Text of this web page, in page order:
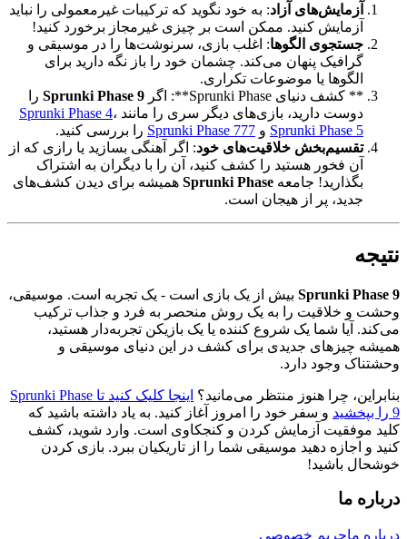
آزمایش‌های آزاد: به خود نگوید که ترکیبات غیرمعمولی را نباید
آزمایش کنید. ممکن است بر چیزی غیرمجاز برخورد کنید!
جستجوی الگوها: اغلب بازی، سرنوشت‌ها را در موسیقی و
گرافیک پنهان می‌کند. چشمان خود را باز نگه دارید برای
الگوها یا موضوعات تکراری.
** کشف دنیای Sprunki Phase**: اگر
Sprunki Phase 9 را
دوست دارید، بازی‌های دیگر سری را مانند Sprunki Phase 4،
Sprunki Phase 5 و Sprunki Phase 777 را بررسی کنید.
تقسیم‌بخش خلاقیت‌های خود: اگر آهنگی بسازید یا رازی که از
آن فخور هستید را کشف کنید، آن را با دیگران به اشتراک
بگذارید! جامعه Sprunki Phase همیشه برای دیدن کشف‌های
جدید، پر از هیجان است.
نتیجه
Sprunki Phase 9 بیش از یک بازی است - یک تجربه است. موسیقی،
وحشت و خلاقیت را به یک روش منحصر به فرد و جذاب ترکیب
می‌کند. آیا شما یک شروع کننده یا یک بازیکن تجربه‌دار هستید،
همیشه چیزهای جدیدی برای کشف در این دنیای موسیقی و
وحشتناک وجود دارد.
بنابراین، چرا هنوز منتظر می‌مانید؟
اینجا کلیک کنید تا Sprunki Phase
9 را بپخشید
و سفر خود را امروز آغاز کنید. به یاد داشته باشید که
کلید موفقیت آزمایش کردن و کنجکاوی است. وارد شوید، کشف
کنید و اجازه دهید موسیقی شما را از تاریکیان ببرد. بازی کردن
خوشحال باشید!
درباره ما
درباره ماحریم خصوصی